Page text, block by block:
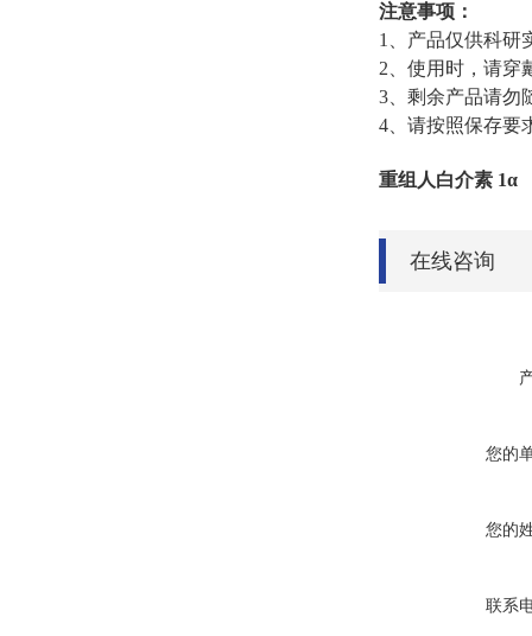
注意事项：
1、产品仅供科研
2、使用时，请穿
3、剩余产品请勿
4、请按照保存要
重组人白介素 1α
在线咨询
您的
您的
联系